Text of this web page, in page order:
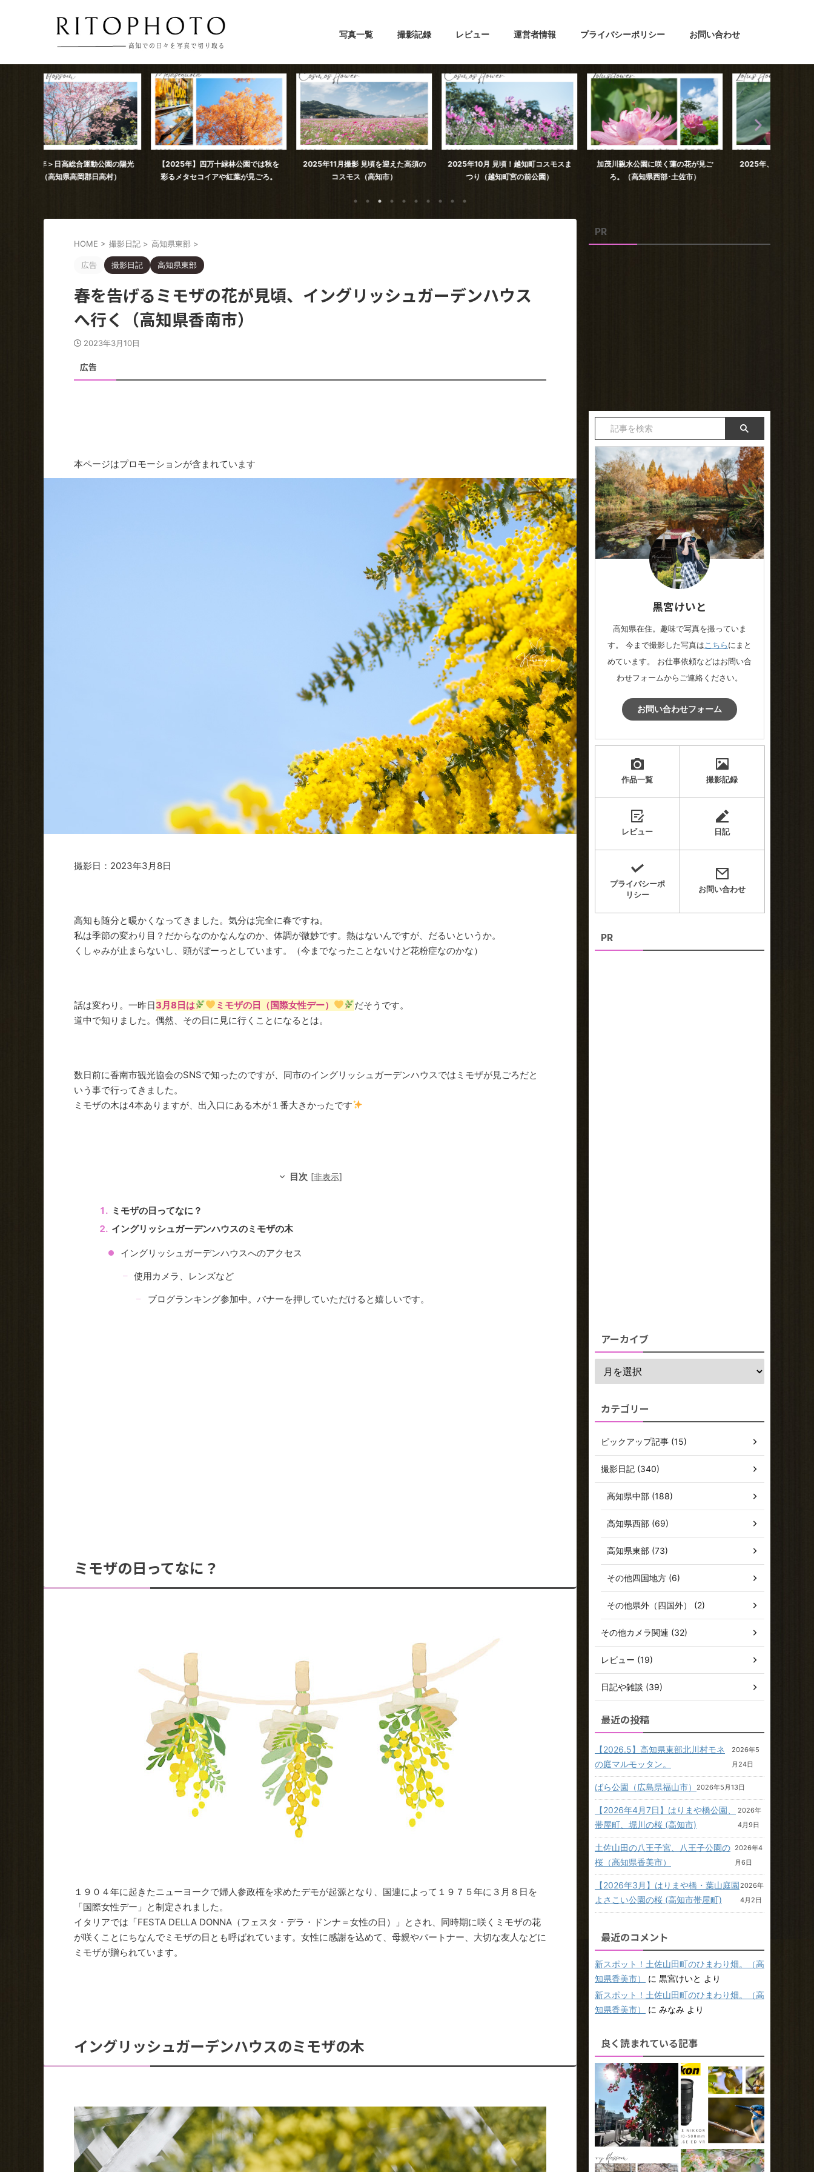
写真一覧 撮影記録 レビュー 運営者情報 プライバシーポリシー お問い合わせ
【2025年】四万十緑林公園では秋を
彩るメタセコイアや紅葉が見ごろ。
2025年11月撮影 見頃を迎えた高須の
コスモス（高知市）
2025年10月 見頃！越知町コスモスま
つり（越知町宮の前公園）
加茂川親水公園に咲く蓮の花が見ご
ろ。（高知県西部･土佐市）
2025年、蓮池公園の蓮の花（高知県
土佐市）
HOME > 撮影日記 > 高知県東部 >
広告 撮影日記 高知県東部
春を告げるミモザの花が見頃、イングリッシュガーデンハウス
へ行く（高知県香南市）
2023年3月10日
広告
本ページはプロモーションが含まれています
撮影日：2023年3月8日
高知も随分と暖かくなってきました。気分は完全に春ですね。
私は季節の変わり目？だからなのかなんなのか、体調が微妙です。熱はないんですが、だるいというか。
くしゃみが止まらないし、頭がぼーっとしています。（今までなったことないけど花粉症なのかな）
話は変わり。一昨日3月8日は ミモザの日（国際女性デー）
だそうです。
道中で知りました。偶然、その日に見に行くことになるとは。
数日前に香南市観光協会のSNSで知ったのですが、同市のイングリッシュガーデンハウスではミモザが見ごろだと
いう事で行ってきました。
ミモザの木は4本ありますが、出入口にある木が１番大きかったです
目次 [非表示]
ミモザの日ってなに？
イングリッシュガーデンハウスのミモザの木
イングリッシュガーデンハウスへのアクセス
使用カメラ、レンズなど
ブログランキング参加中。バナーを押していただけると嬉しいです。
ミモザの日ってなに？
１９０４年に起きたニューヨークで婦人参政権を求めたデモが起源となり、国連によって１９７５年に３月８日を
「国際女性デー」と制定されました。
イタリアでは「FESTA DELLA DONNA（フェスタ・デラ・ドンナ＝女性の日）」とされ、同時期に咲くミモザの花
が咲くことにちなんでミモザの日とも呼ばれています。女性に感謝を込めて、母親やパートナー、大切な友人などに
ミモザが贈られています。
イングリッシュガーデンハウスのミモザの木
PR
黒宮けいと
高知県在住。趣味で写真を撮っていま
す。 今まで撮影した写真はこちら にまと
めています。 お仕事依頼などはお問い合
わせフォームからご連絡ください。
お問い合わせフォーム
作品一覧 撮影記録
レビュー 日記
プライバシーポ
リシー
お問い合わせ
PR
アーカイブ
カテゴリー
ピックアップ記事 (15)
撮影日記 (340)
高知県中部 (188)
高知県西部 (69)
高知県東部 (73)
その他四国地方 (6)
その他県外（四国外） (2)
その他カメラ関連 (32)
レビュー (19)
日記や雑談 (39)
最近の投稿
【2026.5】高知県東部北川村モネ
の庭マルモッタン。
2026年5
月24日
ばら公園（広島県福山市） 2026年5月13日
【2026年4月7日】はりまや橋公園、
帯屋町、堀川の桜 (高知市)
2026年
4月9日
土佐山田の八王子宮、八王子公園の
桜（高知県香美市）
2026年4
月6日
【2026年3月】はりまや橋・葉山庭園
よさこい公園の桜 (高知市帯屋町)
2026年
4月2日
最近のコメント
新スポット！土佐山田町のひまわり畑。（高
知県香美市）
に 黒宮けいと より
新スポット！土佐山田町のひまわり畑。（高
知県香美市）
に みなみ より
良く読まれている記事